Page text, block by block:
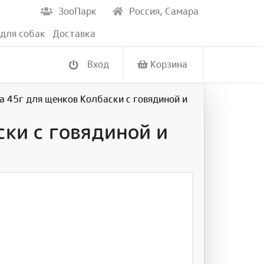
ЗооПарк Россия, Самара
собак Доставка
Корзина
Вход
45г для щенков Колбаски с говядиной и
с говядиной и